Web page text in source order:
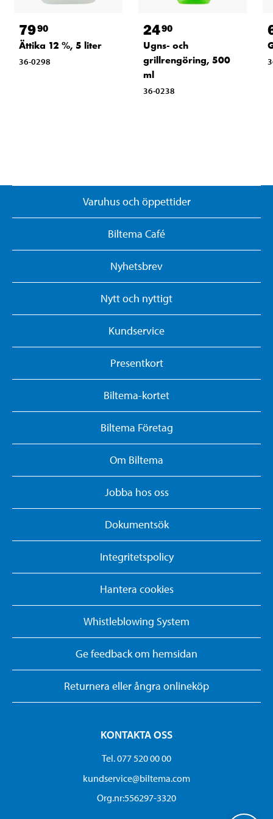
7990
Ättika 12 %, 5 liter
36-0298
2490
Ugns- och
grillrengöring, 500
ml
36-0238
Varuhus och öppettider
Biltema Café
Nyhetsbrev
Nytt och nyttigt
Kundservice
Presentkort
Biltema-kortet
Biltema Företag
Om Biltema
Jobba hos oss
Dokumentsök
Integritetspolicy
Hantera cookies
Whistleblowing System
Ge feedback om hemsidan
Returnera eller ångra onlineköp
KONTAKTA OSS
Tel. 077 520 00 00
kundservice@biltema.com
Org.nr:556297-3320